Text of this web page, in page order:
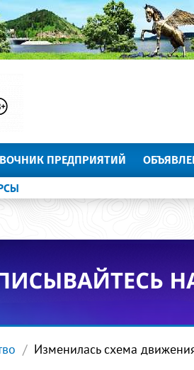
ПРЕДПРИЯТИЙ
Изменилась схема